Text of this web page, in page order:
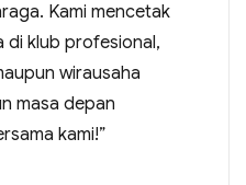
Kami mencetak
di klub profesional,
wirausaha
masa depan
kami!”